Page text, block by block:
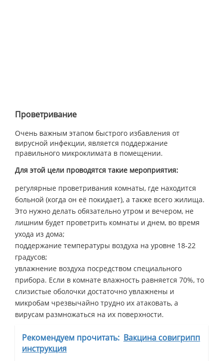
Проветривание
Очень важным этапом быстрого избавления от
вирусной инфекции, является поддержание
правильного микроклимата в помещении.
Для этой цели проводятся такие мероприятия:
регулярные проветривания комнаты, где находится
больной (когда он её покидает), а также всего жилища.
Это нужно делать обязательно утром и вечером, не
лишним будет проветрить комнаты и днем, во время
ухода из дома;
поддержание температуры воздуха на уровне 18-22
градусов;
увлажнение воздуха посредством специального
прибора. Если в комнате влажность равняется 70%, то
слизистые оболочки достаточно увлажнены и
микробам чрезвычайно трудно их атаковать, а
вирусам размножаться на их поверхности.
Рекомендуем прочитать: Вакцина совигрипп
инструкция